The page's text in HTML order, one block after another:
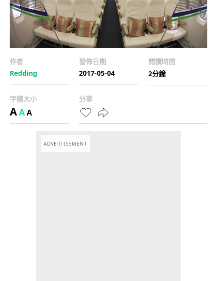
作者
Redding
發佈日期
2017-05-04
閱讀時間
2分鐘
字體大小
AAA
分享
ADVERTISEMENT